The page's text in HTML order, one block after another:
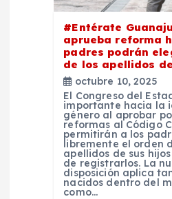
#Entérate
aprueba reforma
padres podrán
de los apellidos
octubre 10, 2025
El Congreso del
importante hacia la
género al aprobar
reformas al Código
permitirán a los
libremente el orden
apellidos de sus
de registrarlos. La
disposición aplica
nacidos dentro del
como…